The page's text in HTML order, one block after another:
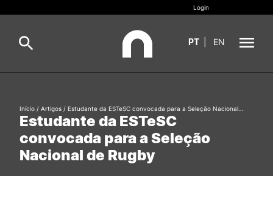
Estudar
Internacional
Login
PT EN
Pesquisa
Oferta Formativa Geral
Estudante da ESTeSC
convocada para a Seleção
Nacional de Rugby
Início / Artigos / Estudante da ESTeSC convocada para a Seleção Nacional…